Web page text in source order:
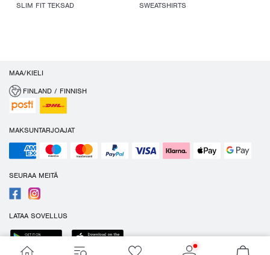
SLIM FIT TEKSAD
SWEATSHIRTS
MAA/KIELI
FINLAND / FINNISH
MAKSUNTARJOAJAT
SEURAA MEITÄ
LATAA SOVELLUS